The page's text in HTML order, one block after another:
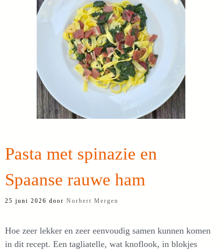
Pasta met spinazie en
Spaanse rauwe ham
25 juni 2026 door Norbert Mergen
Hoe zeer lekker en zeer eenvoudig samen kunnen komen
in dit recept. Een tagliatelle, wat knoflook, in blokjes